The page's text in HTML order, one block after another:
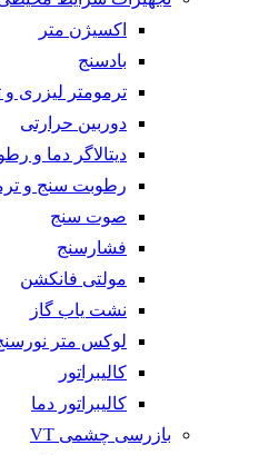
اکسیژن متر
بادسنج
ترمومتر لیزری
دوربین حرارتی
دیتالاگر دما و
رطوبت سنج و
صوت سنج
فشارسنج
مولتی فانکشن
نشت یاب گاز
لوکس متر
کالیبراتور
کالیبراتور دما
بازرسی چشمی VT